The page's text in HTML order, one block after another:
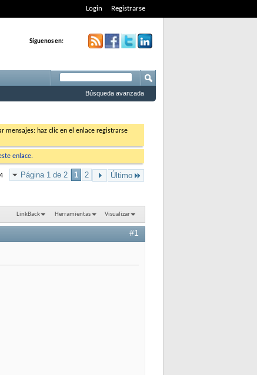
Login Registrarse
Síguenos en:
Búsqueda avanzada
mensajes: haz clic en el enlace registrarse
enlace.
Página 1 de 2 1 2 Último
LinkBack Herramientas Visualizar
#1